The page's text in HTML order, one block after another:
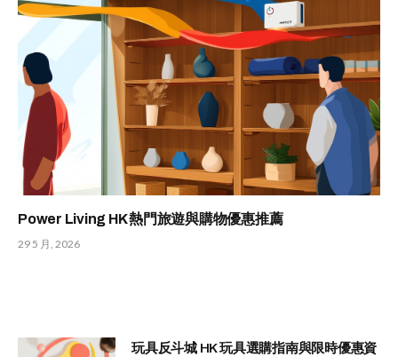
Power Living HK 熱門旅遊與購物優惠推薦
29 5 月, 2026
玩具反斗城 HK 玩具選購指南與限時優惠資